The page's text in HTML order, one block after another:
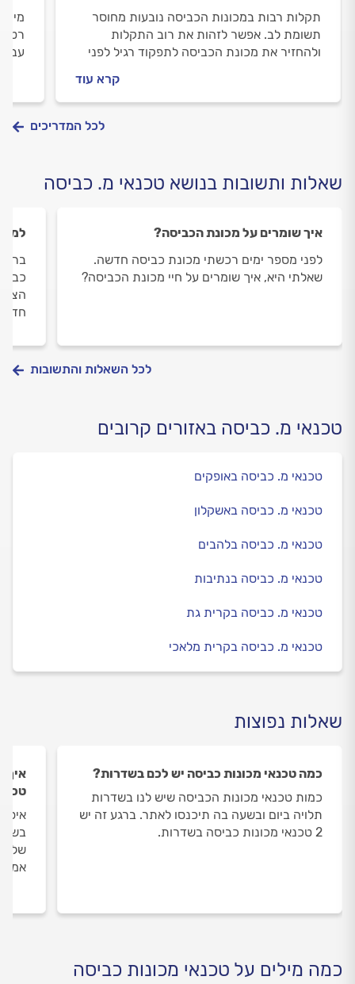
תקלות רבות במכונות הכביסה נובעות מחוסר
תשומת לב. אפשר לזהות את רוב התקלות
ולהחזיר את מכונת הכביסה לתפקוד רגיל לפני
קרא עוד
לכל המדריכים
שאלות ותשובות בנושא טכנאי מ. כביסה
איך שומרים על מכונת הכביסה?
לפני מספר ימים רכשתי מכונת כביסה חדשה.
שאלתי היא, איך שומרים על חיי מכונת הכביסה?
למה
ברז
לכל השאלות והתשובות
טכנאי מ. כביסה באזורים קרובים
טכנאי מ. כביסה באופקים
טכנאי מ. כביסה באשקלון
טכנאי מ. כביסה בלהבים
טכנאי מ. כביסה בנתיבות
טכנאי מ. כביסה בקרית גת
טכנאי מ. כביסה בקרית מלאכי
שאלות נפוצות
כמה טכנאי מכונות כביסה יש לכם בשדרות?
כמות טכנאי מכונות הכביסה שיש לנו בשדרות
תלויה ביום ובשעה בה תיכנסו לאתר. ברגע זה יש
2 טכנאי מכונות כביסה בשדרות.
איך
כמה מילים על טכנאי מכונות כביסה